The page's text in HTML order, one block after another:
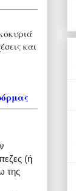
και
(ή
της